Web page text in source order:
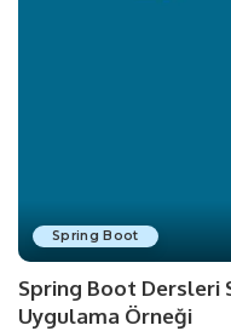
Spring Boot
Spring Boot Dersleri
Uygulama Örneği